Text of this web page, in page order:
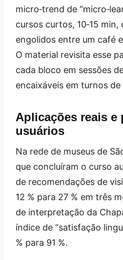
micro‑trend de
cursos curtos, 10‑15 min,
engolidos entre um café
O material revisita esse
cada bloco em sessões
encaixáveis em turnos
Aplicações reais e
usuários
Na rede de museus de
que concluíram o curso
de recomendações de
12 % para 27 % em três
de interpretação da
índice de “satisfação
% para 91 %.